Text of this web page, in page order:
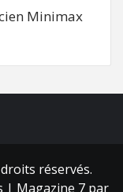
Minimax
réservés.
| Magazine 7 par